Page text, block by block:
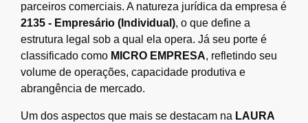
parceiros comerciais. A natureza jurídica da empresa é
2135 - Empresário (Individual), o que define a
estrutura legal sob a qual ela opera. Já seu porte é
classificado como MICRO EMPRESA, refletindo seu
volume de operações, capacidade produtiva e
abrangência de mercado.
Um dos aspectos que mais se destacam na LAURA